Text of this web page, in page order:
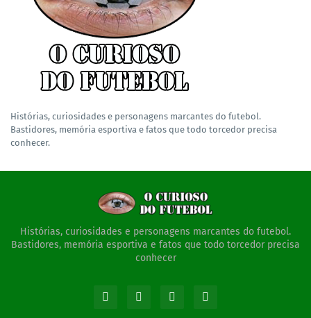
Histórias, curiosidades e personagens marcantes do futebol.
Bastidores, memória esportiva e fatos que todo torcedor precisa
conhecer.
Histórias, curiosidades e personagens marcantes do futebol.
Bastidores, memória esportiva e fatos que todo torcedor precisa
conhecer